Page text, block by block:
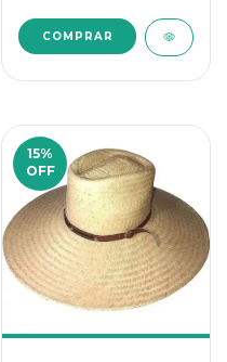
15%
OFF